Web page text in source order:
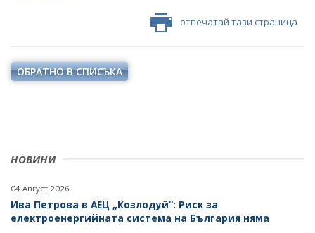
НОВИНИ
04 Август 2026
Ива Петрова в АЕЦ „Козлодуй“: Риск за
електроенергийната система на България няма
НЕМЕТАЛНИ ПОЛЕЗНИ ИЗКОПАЕМИ - ИНДУСТРИАЛНИ
МИНЕРАЛИ
СТРОИТЕЛНИ МАТЕРИАЛИ
СКАЛНООБЛИЦОВЪЧНИ МАТЕРИАЛИ
МИННИ ОТПАДЪЦИ
НАЦИОНАЛЕН ПЛАН ЗА ИНВЕСТИЦИИ
отпечатай тази страница
ОБРАТНО В СПИСЪКА